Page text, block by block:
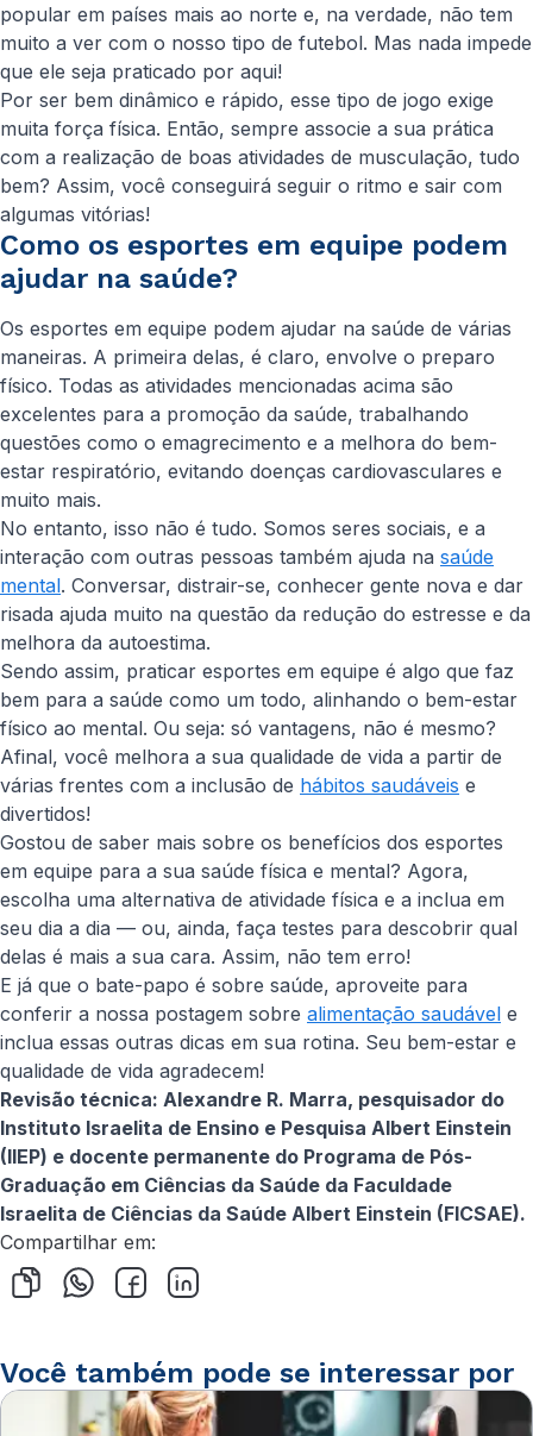
popular em países mais ao norte e, na verdade, não tem
muito a ver com o nosso tipo de futebol. Mas nada impede
que ele seja praticado por aqui!
Por ser bem dinâmico e rápido, esse tipo de jogo exige
muita força física. Então, sempre associe a sua prática
com a realização de boas atividades de musculação, tudo
bem? Assim, você conseguirá seguir o ritmo e sair com
algumas vitórias!
Como os esportes em equipe podem
ajudar na saúde?
Os esportes em equipe podem ajudar na saúde de várias
maneiras. A primeira delas, é claro, envolve o preparo
físico. Todas as atividades mencionadas acima são
excelentes para a promoção da saúde, trabalhando
questões como o emagrecimento e a melhora do bem-
estar respiratório, evitando doenças cardiovasculares e
muito mais.
No entanto, isso não é tudo. Somos seres sociais, e a
interação com outras pessoas também ajuda na saúde
mental. Conversar, distrair-se, conhecer gente nova e dar
risada ajuda muito na questão da redução do estresse e da
melhora da autoestima.
Sendo assim, praticar esportes em equipe é algo que faz
bem para a saúde como um todo, alinhando o bem-estar
físico ao mental. Ou seja: só vantagens, não é mesmo?
Afinal, você melhora a sua qualidade de vida a partir de
várias frentes com a inclusão de hábitos saudáveis e
divertidos!
Gostou de saber mais sobre os benefícios dos esportes
em equipe para a sua saúde física e mental? Agora,
escolha uma alternativa de atividade física e a inclua em
seu dia a dia — ou, ainda, faça testes para descobrir qual
delas é mais a sua cara. Assim, não tem erro!
E já que o bate-papo é sobre saúde, aproveite para
conferir a nossa postagem sobre alimentação saudável e
inclua essas outras dicas em sua rotina. Seu bem-estar e
qualidade de vida agradecem!
Revisão técnica: Alexandre R. Marra, pesquisador do
Instituto Israelita de Ensino e Pesquisa Albert Einstein
(IIEP) e docente permanente do Programa de Pós-
Graduação em Ciências da Saúde da Faculdade
Israelita de Ciências da Saúde Albert Einstein (FICSAE).
Compartilhar em:
Você também pode se interessar por